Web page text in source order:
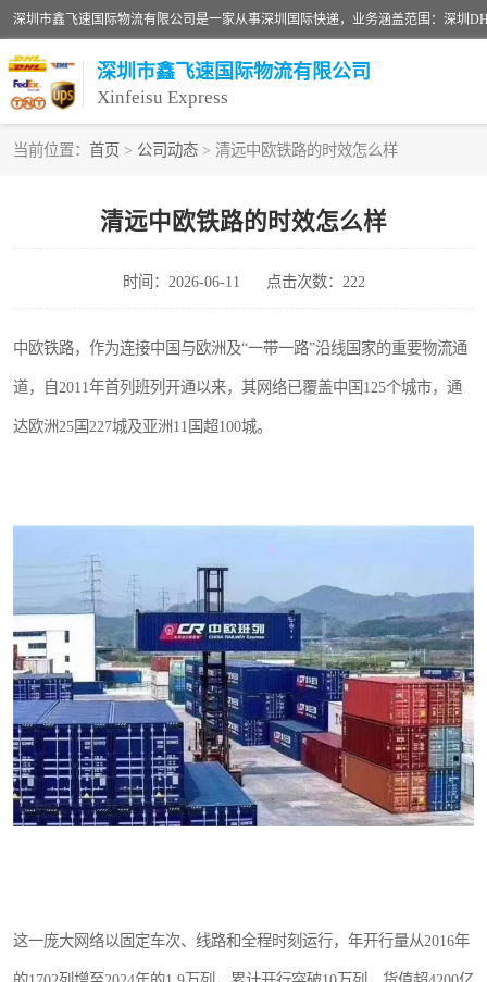
深圳市鑫飞速国际物流有限公司
Xinfeisu Express
当前位置： 首页 > 公司动态 > 清远中欧铁路的时效怎么样
清远中欧铁路的时效怎么样
时间：2026-06-11 点击次数：222
中欧铁路，作为连接中国与欧洲及“一带一路”沿线国家的重要物流通
道，自2011年首列班列开通以来，其网络已覆盖中国125个城市，通
达欧洲25国227城及亚洲11国超100城。
这一庞大网络以固定车次、线路和全程时刻运行，年开行量从2016年
深圳DHL国际快递
UPS国际快递
深圳国际物流公司